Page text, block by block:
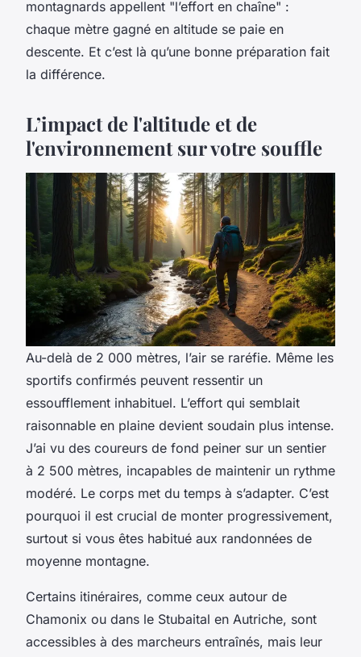
montagnards appellent "l’effort en chaîne" :
chaque mètre gagné en altitude se paie en
descente. Et c’est là qu’une bonne préparation fait
la différence.
L’impact de l'altitude et de
l'environnement sur votre souffle
Au-delà de 2 000 mètres, l’air se raréfie. Même les
sportifs confirmés peuvent ressentir un
essoufflement inhabituel. L’effort qui semblait
raisonnable en plaine devient soudain plus intense.
J’ai vu des coureurs de fond peiner sur un sentier
à 2 500 mètres, incapables de maintenir un rythme
modéré. Le corps met du temps à s’adapter. C’est
pourquoi il est crucial de monter progressivement,
surtout si vous êtes habitué aux randonnées de
moyenne montagne.
Certains itinéraires, comme ceux autour de
Chamonix ou dans le Stubaital en Autriche, sont
accessibles à des marcheurs entraînés, mais leur